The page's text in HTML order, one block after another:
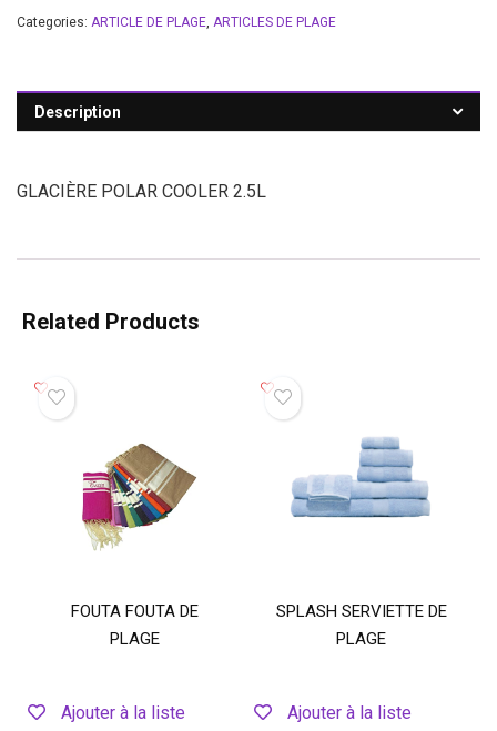
Categories: ARTICLE DE PLAGE, ARTICLES DE PLAGE
Description
GLACIÈRE POLAR COOLER 2.5L
Related Products
FOUTA FOUTA DE
PLAGE
Ajouter à la liste
SPLASH SERVIETTE DE
PLAGE
Ajouter à la liste